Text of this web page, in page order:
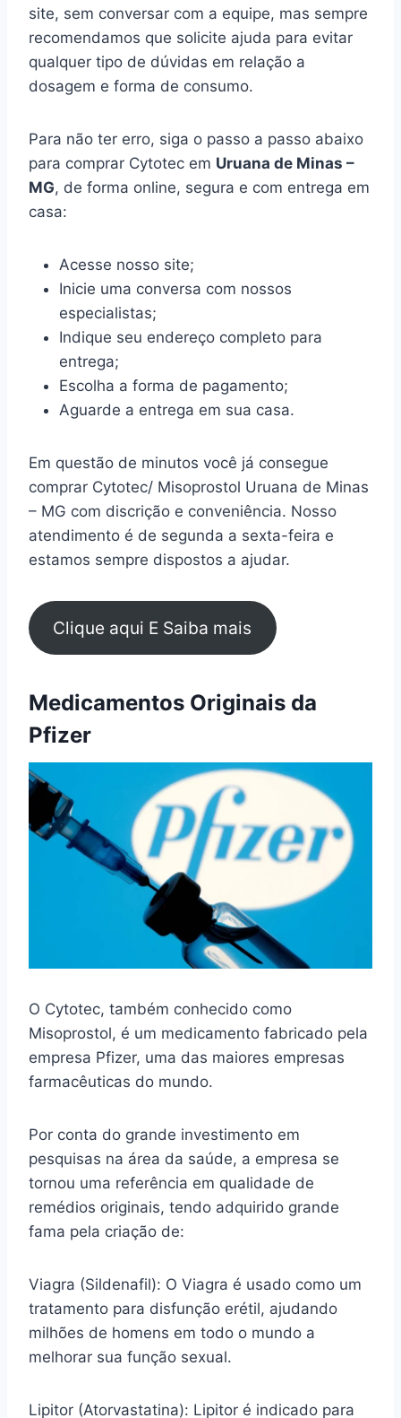
site, sem conversar com a equipe, mas sempre
recomendamos que solicite ajuda para evitar
qualquer tipo de dúvidas em relação a
dosagem e forma de consumo.
Para não ter erro, siga o passo a passo abaixo
para comprar Cytotec em Uruana de Minas –
MG, de forma online, segura e com entrega em
casa:
Acesse nosso site;
Inicie uma conversa com nossos
especialistas;
Indique seu endereço completo para
entrega;
Escolha a forma de pagamento;
Aguarde a entrega em sua casa.
Em questão de minutos você já consegue
comprar Cytotec/ Misoprostol Uruana de Minas
– MG com discrição e conveniência. Nosso
atendimento é de segunda a sexta-feira e
estamos sempre dispostos a ajudar.
Clique aqui E Saiba mais
Medicamentos Originais da
Pfizer
O Cytotec, também conhecido como
Misoprostol, é um medicamento fabricado pela
empresa Pfizer, uma das maiores empresas
farmacêuticas do mundo.
Por conta do grande investimento em
pesquisas na área da saúde, a empresa se
tornou uma referência em qualidade de
remédios originais, tendo adquirido grande
fama pela criação de:
Viagra (Sildenafil): O Viagra é usado como um
tratamento para disfunção erétil, ajudando
milhões de homens em todo o mundo a
melhorar sua função sexual.
Lipitor (Atorvastatina): Lipitor é indicado para